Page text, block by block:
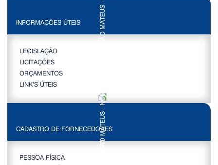
INFORMAÇÕES ÚTEIS
LEGISLAÇÃO
LICITAÇÕES
ORÇAMENTOS
LINK’S ÚTEIS
CADASTRO DE FORNECEDORES
PESSOA FÍSICA